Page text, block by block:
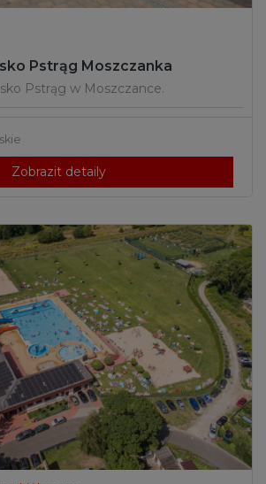
Pstrąg Moszczanka
Pstrąg w Moszczance.
Zobrazit detaily